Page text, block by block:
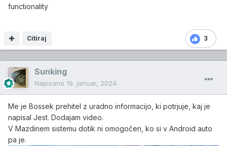
functionality
3
Citiraj
Sunking
Napisano 19. januar, 2024
Me je Bossek prehitel z uradno informacijo, ki potrjuje, kaj je
napisal Jest. Dodajam video.
V Mazdinem sistemu dotik ni omogočen, ko si v Android auto
pa je.